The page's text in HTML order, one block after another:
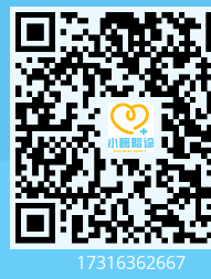
大同陪护学校多少钱 渭南陪
深圳市龙岗区绿集社商贸中心
备2020086905号-19陪诊考
师
17316362667